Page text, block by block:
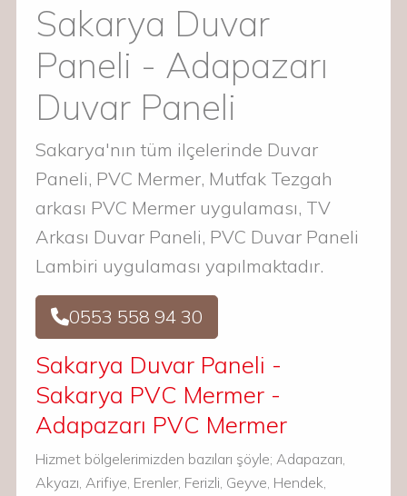
Sakarya Duvar
Paneli - Adapazarı
Duvar Paneli
Sakarya'nın tüm ilçelerinde Duvar
Paneli, PVC Mermer, Mutfak Tezgah
arkası PVC Mermer uygulaması, TV
Arkası Duvar Paneli, PVC Duvar Paneli
Lambiri uygulaması yapılmaktadır.
0553 558 94 30
Sakarya Duvar Paneli -
Sakarya PVC Mermer -
Adapazarı PVC Mermer
Hizmet bölgelerimizden bazıları şöyle; Adapazarı,
Akyazı, Arifiye, Erenler, Ferizli, Geyve, Hendek,